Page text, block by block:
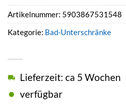
Lieferzeit: ca 5 Wochen
verfügbar
Artikelnummer: 5903867531548
Kategorie: Bad-Unterschränke